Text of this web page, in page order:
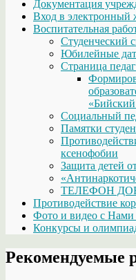
Документация
Вход в электронный
Воспитательная
Студенческий
Юбилейные
Страница
«Бийский
Социальный
Памятки
ксенофобии
Защита детей
ТЕЛЕФОН
Противодействие
Фото и видео с
Конкурсы и
Рекомендуемые